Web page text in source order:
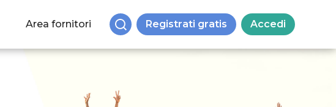
Area fornitori Registrati gratis Accedi